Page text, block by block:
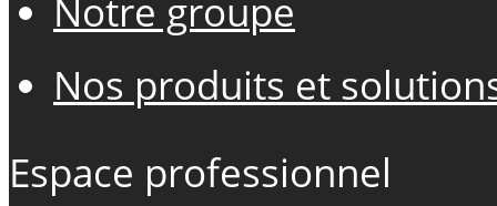
Notre groupe
Nos produits et
Espace professionnel